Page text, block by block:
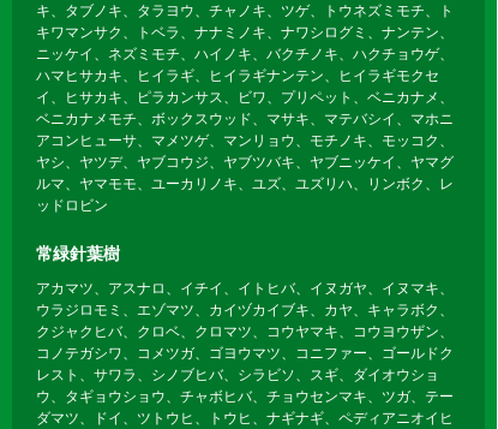
キ、タブノキ、タラヨウ、チャノキ、ツゲ、トウネズミモチ、ト
キワマンサク、トベラ、ナナミノキ、ナワシログミ、ナンテン、
ニッケイ、ネズミモチ、ハイノキ、バクチノキ、ハクチョウゲ、
ハマヒサカキ、ヒイラギ、ヒイラギナンテン、ヒイラギモクセ
イ、ヒサカキ、ピラカンサス、ビワ、プリペット、ベニカナメ、
ベニカナメモチ、ボックスウッド、マサキ、マテバシイ、マホニ
アコンヒューサ、マメツゲ、マンリョウ、モチノキ、モッコク、
ヤシ、ヤツデ、ヤブコウジ、ヤブツバキ、ヤブニッケイ、ヤマグ
ルマ、ヤマモモ、ユーカリノキ、ユズ、ユズリハ、リンボク、レ
ッドロビン
常緑針葉樹
アカマツ、アスナロ、イチイ、イトヒバ、イヌガヤ、イヌマキ、
ウラジロモミ、エゾマツ、カイヅカイブキ、カヤ、キャラボク、
クジャクヒバ、クロベ、クロマツ、コウヤマキ、コウヨウザン、
コノテガシワ、コメツガ、ゴヨウマツ、コニファー、ゴールドク
レスト、サワラ、シノブヒバ、シラビソ、スギ、ダイオウショ
ウ、タギョウショウ、チャボヒバ、チョウセンマキ、ツガ、テー
ダマツ、ドイ、ツトウヒ、トウヒ、ナギナギ、ペディアニオイヒ